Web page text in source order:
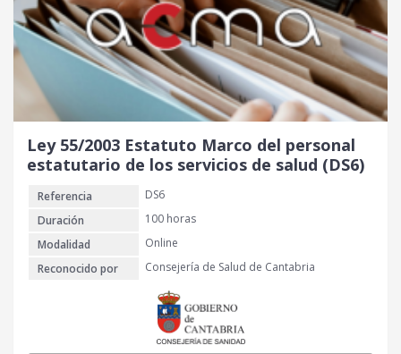
g
i
n
a
e
r
a
.
u
a
l
e
:
2
0
€
Ley 55/2003 Estatuto Marco del personal
estatutario de los servicios de salud (DS6)
Referencia
DS6
Duración
100 horas
Modalidad
Online
Reconocido por
Consejería de Salud de Cantabria